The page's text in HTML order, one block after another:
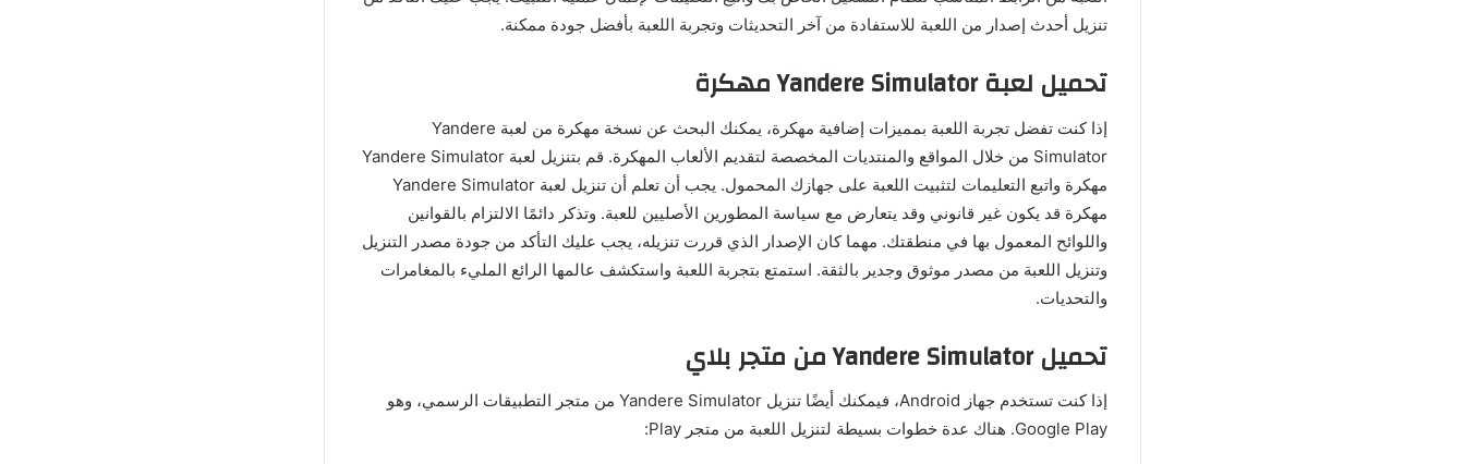
تنزيل أحدث إصدار من اللعبة للاستفادة من آخر التحديثات وتجربة اللعبة بأفضل جودة ممكنة.
تحميل لعبة Yandere Simulator مهكرة
إذا كنت تفضل تجربة اللعبة بمميزات إضافية مهكرة، يمكنك البحث عن نسخة مهكرة من لعبة Yandere
Simulator من خلال المواقع والمنتديات المخصصة لتقديم الألعاب المهكرة. قم بتنزيل لعبة Yandere Simulator
مهكرة واتبع التعليمات لتثبيت اللعبة على جهازك المحمول. يجب أن تعلم أن تنزيل لعبة Yandere Simulator
مهكرة قد يكون غير قانوني وقد يتعارض مع سياسة المطورين الأصليين للعبة. وتذكر دائمًا الالتزام بالقوانين
واللوائح المعمول بها في منطقتك. مهما كان الإصدار الذي قررت تنزيله، يجب عليك التأكد من جودة مصدر التنزيل
وتنزيل اللعبة من مصدر موثوق وجدير بالثقة. استمتع بتجربة اللعبة واستكشف عالمها الرائع المليء بالمغامرات
والتحديات.
تحميل Yandere Simulator من متجر بلاي
إذا كنت تستخدم جهاز Android، فيمكنك أيضًا تنزيل Yandere Simulator من متجر التطبيقات الرسمي، وهو
Google Play. هناك عدة خطوات بسيطة لتنزيل اللعبة من متجر Play: